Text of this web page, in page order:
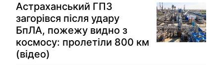
Астраханський ГПЗ
загорівся після удару
БпЛА, пожежу видно з
космосу: пролетіли 800 км
(відео)